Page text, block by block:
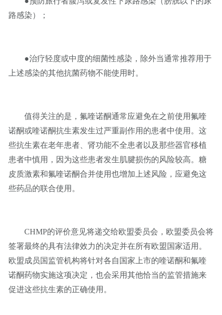
路感染）；
●治疗轻度或中度的细菌性感染，除外当通常推荐用于
上述感染的其他抗菌药物不能使用时。
值得关注的是，氟喹诺酮通常应避免在之前使用氟喹
诺酮或喹诺酮抗生素发生过严重副作用的患者中使用。这
些抗生素在老年患者、肾功能不全患者以及那些器官移植
患者中慎用，因为这些患者发生肌腱损伤的风险较高。糖
皮质激素和氟喹诺酮合并使用也增加上述风险，应避免这
些药品的联合使用。
CHMP的评价意见将递交给欧盟委员会，欧盟委员会将
签署最终的具有法律效力的决定并在所有欧盟国家适用。
欧盟成员国监管机构将针对各自国家上市的喹诺酮和氟喹
诺酮药物实施这项决定，也会采用其他恰当的监管措施来
促进这些抗生素的正确使用。